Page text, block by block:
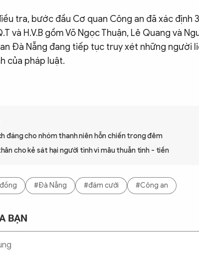
tra, bước đầu Cơ quan Công an đã xác định
và H.V.B gồm Võ Ngọc Thuận, Lê Quang và
Đà Nẵng đang tiếp tục truy xét những người
của pháp luật.
đáng cho nhóm thanh niên hỗn chiến trong đêm
cho kẻ sát hại người tình vì mâu thuẫn tình - tiền
#Đà Nẵng #đám cưới #Công an
BẠN